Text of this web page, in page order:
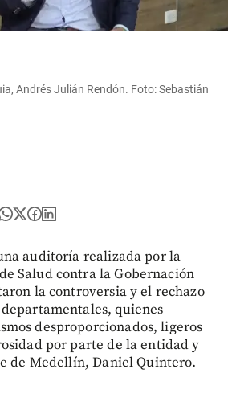
Andrés Julián Rendón. Foto: Sebastián
auditoría realizada por la
Salud contra la Gobernación
la controversia y el rechazo
quienes
desproporcionados, ligeros
por parte de la entidad y
de Medellín, Daniel Quintero.